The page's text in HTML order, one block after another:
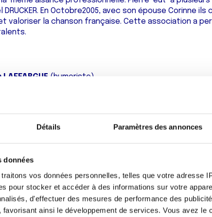
Détails Paramètres des annonces
données
traitons vos données personnelles, telles que votre adresse
pour stocker et accéder à des informations sur votre
d'effectuer des mesures de performance des
favorisant ainsi le développement de services. Vous avez le
En Octobre2005, avec son épouse Corinne ils
valoriser la chanson française. Cette association a
(humoriste)
autodidacte est passionné de théâtre. Il
de 150 représentations, se sont 15 000 spectateurs qui
centres culturels, comités d’entreprises,
pris goût à l’ivresse des grandes scènes, revenant
par-dessus tout. Un succès, qui l’encourage
occupe la scène avec délectation. Il maîtrise son
qui le lui rend bien.